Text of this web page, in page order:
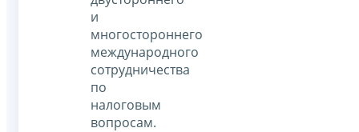
и
многостороннего
международного
сотрудничества
по
налоговым
вопросам.